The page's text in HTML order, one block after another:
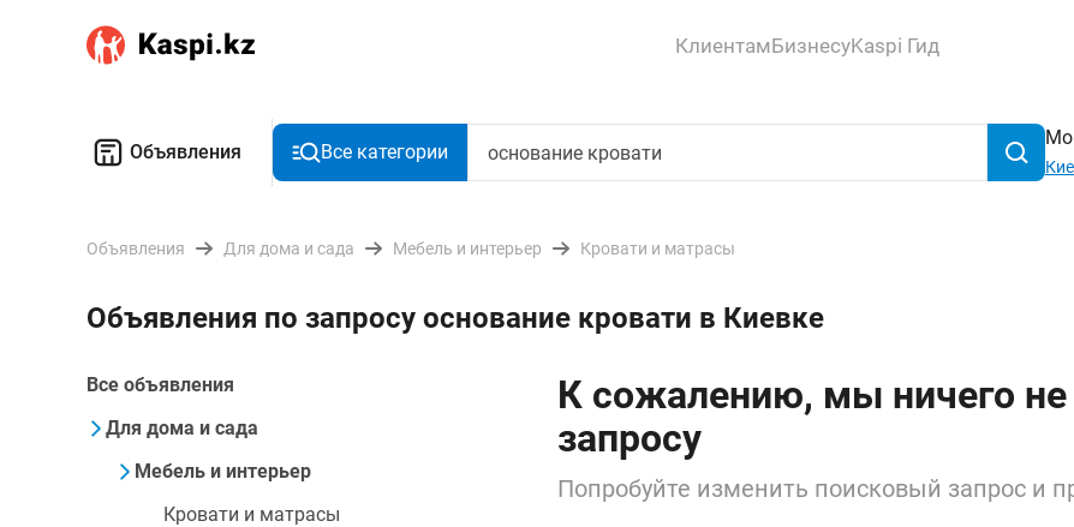
КлиентамБизнесуKaspi Гид
Объявления Все категории
Объявления Для дома и сада Мебель и интерьер Кровати и матрасы
Объявления по запросу основание кровати в Киевке
Все объявления
Для дома и сада
Мебель и интерьер
Кровати и матрасы
К сожалению, мы ничего
запросу
Попробуйте изменить поисковый запрос и